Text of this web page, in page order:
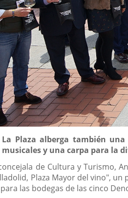
La Plaza alberga también
musicales y una carpa para la
de Cultura y Turismo,
Plaza Mayor del vino",
las bodegas de las cinco